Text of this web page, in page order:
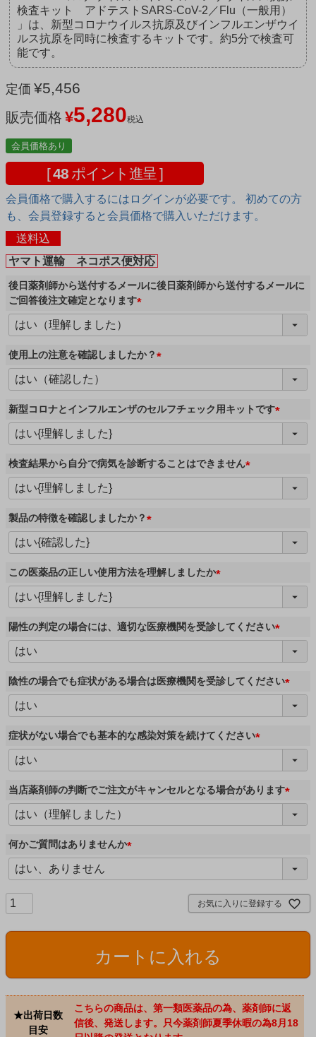
検査キット アドテストSARS-CoV-2／Flu（一般用）
」は、新型コロナウイルス抗原及びインフルエンザウイ
ルス抗原を同時に検査するキットです。約5分で検査可
能です。
定価 ¥5,456
販売価格 ¥5,280税込
会員価格あり
[48 ポイント進呈 ]
会員価格で購入するにはログインが必要です。 初めての方
も、会員登録すると会員価格で購入いただけます。
送料込
ヤマト運輸 ネコポス便対応
後日薬剤師から送付するメールに後日薬剤師から送付するメールに
ご回答後注文確定となります
必
須
)
使用上の注意を確認しましたか？
必
須
新型コロナとインフルエンザのセルフチェック用キットです
必
検査結果から自分で病気を診断することはできません
必
製品の特徴を確認しましたか？
必
須
)
この医薬品の正しい使用方法を理解しましたか
必
須
)
陽性の判定の場合には、適切な医療機関を受診してください
必
須
陰性の場合でも症状がある場合は医療機関を受診してください
必
症状がない場合でも基本的な感染対策を続けてください
必
須
当店薬剤師の判断でご注文がキャンセルとなる場合があります
必
何かご質問はありませんか
必
お気に入りに登録する
カートに入れる
★出荷日数
目安
こちらの商品は、第一類医薬品の為、薬剤師に返
信後、発送します。只今薬剤師夏季休暇の為8月18